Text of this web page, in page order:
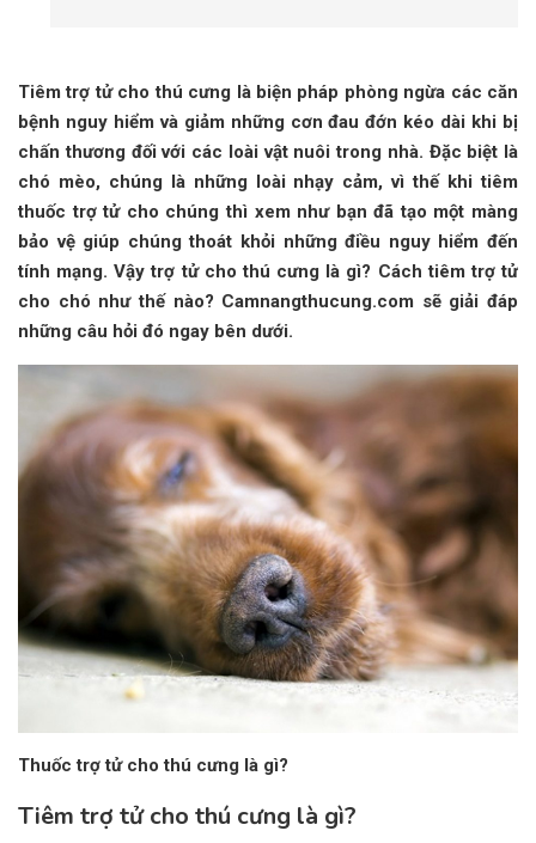
Tiêm trợ tử cho thú cưng là biện pháp phòng ngừa các căn
bệnh nguy hiểm và giảm những cơn đau đớn kéo dài khi bị
chấn thương đối với các loài vật nuôi trong nhà. Đặc biệt là
chó mèo, chúng là những loài nhạy cảm, vì thế khi tiêm
thuốc trợ tử cho chúng thì xem như bạn đã tạo một màng
bảo vệ giúp chúng thoát khỏi những điều nguy hiểm đến
tính mạng. Vậy trợ tử cho thú cưng là gì? Cách tiêm trợ tử
cho chó như thế nào? Camnangthucung.com sẽ giải đáp
những câu hỏi đó ngay bên dưới.
Thuốc trợ tử cho thú cưng là gì?
Tiêm trợ tử cho thú cưng là gì?